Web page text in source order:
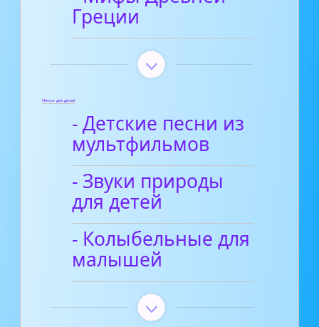
Греции
Песни для детей
- Детские песни из
мультфильмов
- Звуки природы
для детей
- Колыбельные для
малышей